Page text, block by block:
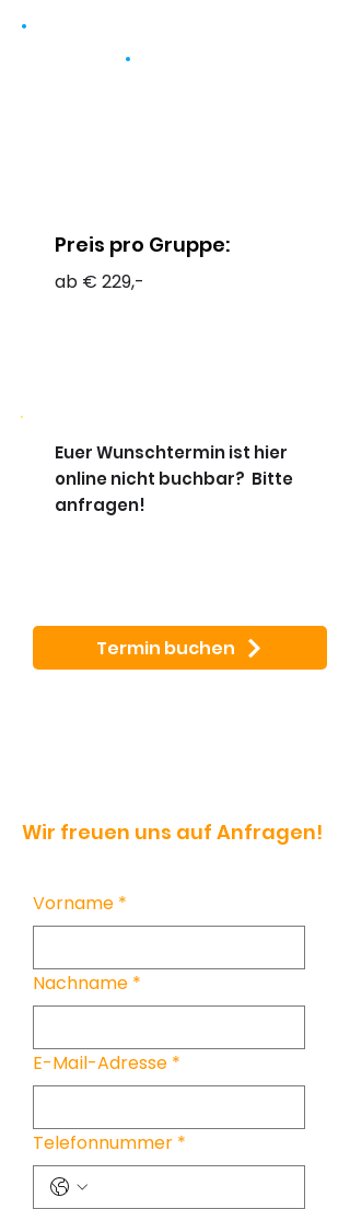
Preis pro Gruppe:
ab € 229,-
Euer Wunschtermin ist hier
online nicht buchbar? Bitte
anfragen!
Termin buchen
Wir freuen uns auf Anfragen!
Vorname *
Nachname *
E-Mail-Adresse *
Telefonnummer *